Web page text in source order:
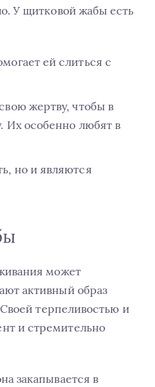
У щитковой жабы есть
ей слиться с
жертву, чтобы в
Их особенно любят в
но и являются
может
активный образ
терпеливостью и
и стремительно
закапывается в